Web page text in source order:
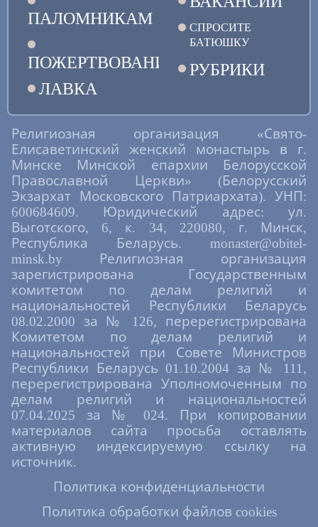
ПАЛОМНИКАМ
ПОЖЕРТВОВАНИЯ
ЛАВКА
СПРОСИТЕ
БАТЮШКУ
РУБРИКИ
Религиозная организация «Свято-
Елисаветинский женский монастырь в г.
Минске Минской епархии Белорусской
Православной Церкви» (Белорусский
Экзархат Московского Патриархата). УНП:
600684609. Юридический адрес: ул.
Выготского, 6, к. 34, 220080, г. Минск,
Республика Беларусь. monaster@obitel-
minsk.by Религиозная организация
зарегистрирована Государственным
комитетом по делам религий и
национальностей Республики Беларусь
08.02.2000 за № 126, перерегистрирована
Комитетом по делам религий и
национальностей при Совете Министров
Республики Беларусь 01.10.2004 за № 111,
перерегистрирована Уполномоченным по
делам религий и национальностей
07.04.2025 за № 024. При копировании
материалов сайта просьба оставлять
активную индексируемую ссылку на
источник.
Политика конфиденциальности
Политика обработки файлов cookies